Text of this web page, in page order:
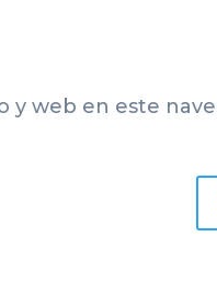
web en este